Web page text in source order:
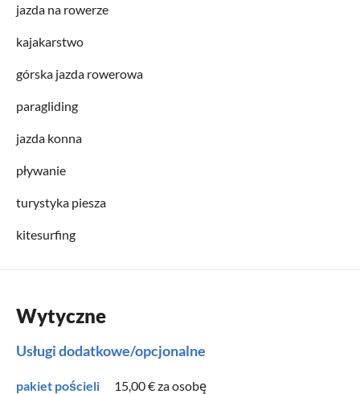
jazda na rowerze
kajakarstwo
górska jazda rowerowa
paragliding
jazda konna
pływanie
turystyka piesza
kitesurfing
Wytyczne
Usługi dodatkowe/opcjonalne
pakiet pościeli 15,00 €za osobę